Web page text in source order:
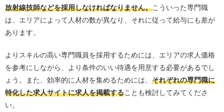
放射線技師などを採用しなければなりません。こういった専門職
は、エリアによって人材の数が異なり、それに従って給与にも差が
あります。
よりスキルの高い専門職員を採用するためには、エリアの求人価格
を参考にしながら、より条件のいい待遇を用意する必要があるでし
ょう。また、効率的に人材を集めるためには、 それぞれの専門職に
特化した求人サイトに求人を掲載することも検討してみてくださ
い。